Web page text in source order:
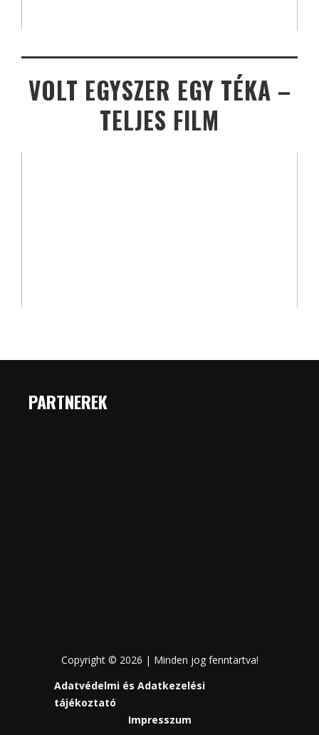
VOLT EGYSZER EGY TÉKA –
TELJES FILM
PARTNEREK
Copyright © 2026 | Minden jog fenntartva!
Adatvédelmi és Adatkezelési
tájékoztató
Impresszum